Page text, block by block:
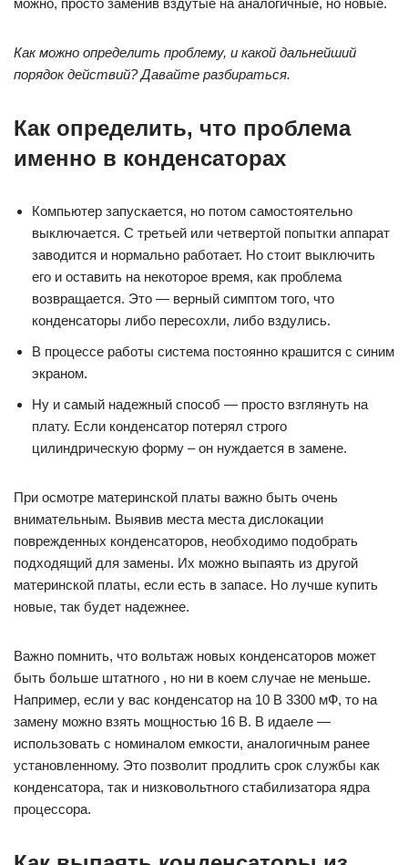
можно, просто заменив вздутые на аналогичные, но новые.
Как можно определить проблему, и какой дальнейший
порядок действий? Давайте разбираться.
Как определить, что проблема
именно в конденсаторах
Компьютер запускается, но потом самостоятельно
выключается. С третьей или четвертой попытки аппарат
заводится и нормально работает. Но стоит выключить
его и оставить на некоторое время, как проблема
возвращается. Это — верный симптом того, что
конденсаторы либо пересохли, либо вздулись.
В процессе работы система постоянно крашится с синим
экраном.
Ну и самый надежный способ — просто взглянуть на
плату. Если конденсатор потерял строго
цилиндрическую форму – он нуждается в замене.
При осмотре материнской платы важно быть очень
внимательным. Выявив места места дислокации
поврежденных конденсаторов, необходимо подобрать
подходящий для замены. Их можно выпаять из другой
материнской платы, если есть в запасе. Но лучше купить
новые, так будет надежнее.
Важно помнить, что вольтаж новых конденсаторов может
быть больше штатного , но ни в коем случае не меньше.
Например, если у вас конденсатор на 10 В 3300 мФ, то на
замену можно взять мощностью 16 В. В идаеле —
использовать с номиналом емкости, аналогичным ранее
установленному. Это позволит продлить срок службы как
конденсатора, так и низковольтного стабилизатора ядра
процессора.